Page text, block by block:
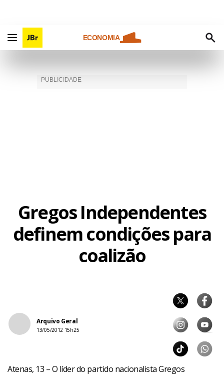
ECONOMIA
Gregos Independentes
definem condições para
coalizão
Arquivo Geral
13/05/2012 15h25
Atenas, 13 – O líder do partido nacionalista Gregos